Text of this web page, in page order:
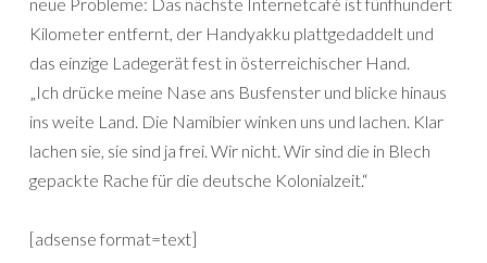
Kilometer entfernt, der Handyakku plattgedaddelt und
das einzige Ladegerät fest in österreichischer Hand.
„Ich drücke meine Nase ans Busfenster und blicke hinaus
ins weite Land. Die Namibier winken uns und lachen. Klar
lachen sie, sie sind ja frei. Wir nicht. Wir sind die in Blech
gepackte Rache für die deutsche Kolonialzeit.“
[adsense format=text]